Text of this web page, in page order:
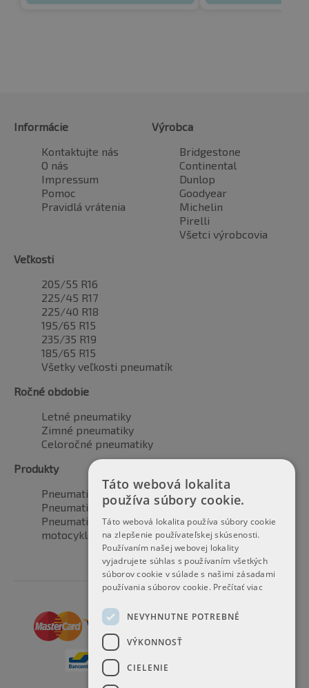
Informácie
Kontaktujte nás
O nás
Impressum
Pomoc
Pravidlá vrátenia
Výrobca
Bridgestone
Continental
Dunlop
Goodyear
Michelin
Pirelli
Všetci výrobcovia
Veľkosti
205/55 R16
225/45 R17
225/40 R18
195/65 R15
235/35 R19
185/65 R15
Všetky veľkosti pneumatík
Ročné obdobie
Letné pneumatiky
Zimné pneumatiky
Celoročné pneumatiky
Produkty
Pneumatiky pre automobily
Pneumatiky pre SUV / 4x4
Pneumatiky pre dodávku
motocyklové pneumatiky
Táto webová lokalita
používa súbory cookie.
Táto webová lokalita používa súbory cookie
na zlepšenie používateľskej skúsenosti.
Používaním našej webovej lokality
vyjadrujete súhlas s používaním všetkých
súborov cookie v súlade s našimi zásadami
používania súborov cookie. Prečítať viac
NEVYHNUTNE POTREBNÉ
VÝKONNOSŤ
CIELENIE